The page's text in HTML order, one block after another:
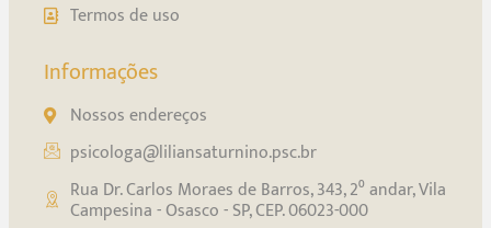
Termos de uso
Informações
Nossos endereços
psicologa@liliansaturnino.psc.br
Rua Dr. Carlos Moraes de Barros, 343, 2⁰ andar, Vila
Campesina - Osasco - SP, CEP. 06023-000